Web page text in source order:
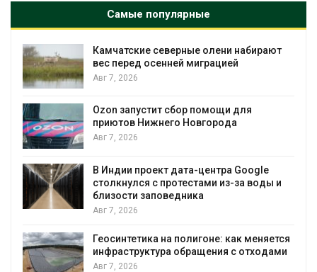
Самые популярные
Камчатские северные олени набирают
вес перед осенней миграцией
Авг 7, 2026
Ozon запустит сбор помощи для
приютов Нижнего Новгорода
Авг 7, 2026
В Индии проект дата-центра Google
столкнулся с протестами из-за воды и
близости заповедника
Авг 7, 2026
Геосинтетика на полигоне: как меняется
инфраструктура обращения с отходами
Авг 7, 2026